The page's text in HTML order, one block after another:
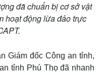
đã chuẩn bị cơ sở vật
hoạt động lừa đảo trực
Giám đốc Công an tỉnh,
tỉnh Phú Thọ đã nhanh